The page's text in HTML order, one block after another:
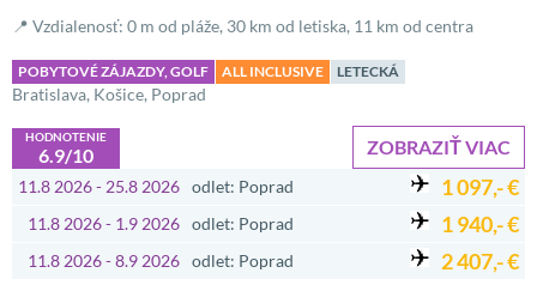
📍 Vzdialenosť: 0 m od pláže, 30 km od letiska, 11 km od centra
POBYTOVÉ ZÁJAZDY, GOLF ALL INCLUSIVE LETECKÁ
Bratislava, Košice, Poprad
ZOBRAZIŤ VIAC
HODNOTENIE
6.9/10
11.8 2026 - 25.8 2026 odlet: Poprad 1 097,- €
11.8 2026 - 1.9 2026 odlet: Poprad 1 940,- €
11.8 2026 - 8.9 2026 odlet: Poprad 2 407,- €